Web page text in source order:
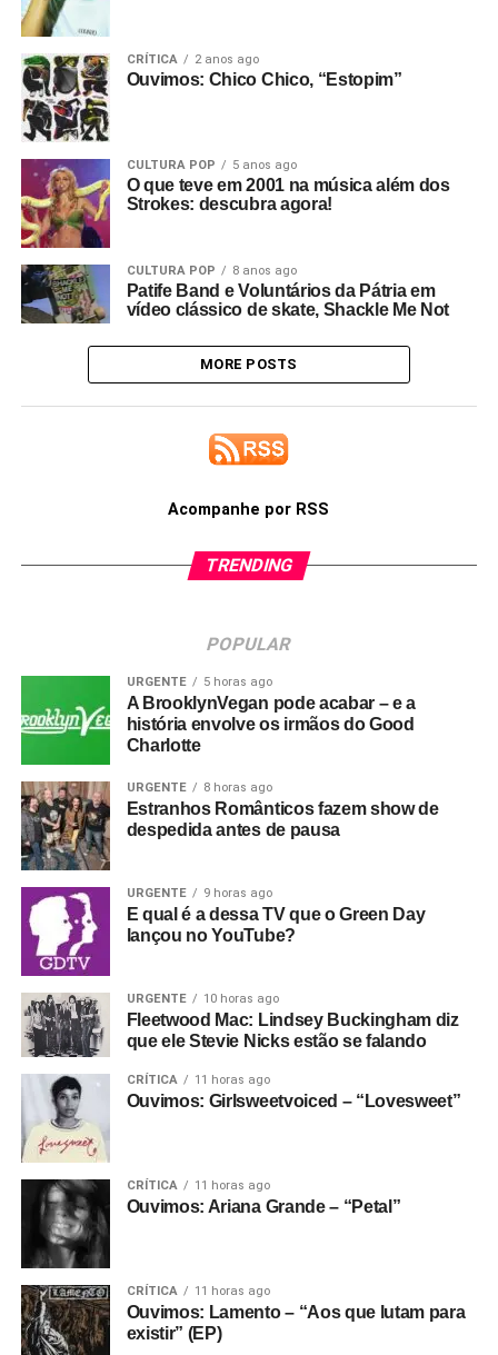
CRÍTICA 2 anos ago
Ouvimos: Chico Chico, “Estopim”
CULTURA POP 5 anos ago
O que teve em 2001 na música além dos
Strokes: descubra agora!
CULTURA POP 8 anos ago
Patife Band e Voluntários da Pátria em
vídeo clássico de skate, Shackle Me Not
MORE POSTS
Acompanhe por RSS
TRENDING
POPULAR
URGENTE 5 horas ago
A BrooklynVegan pode acabar – e a
história envolve os irmãos do Good
Charlotte
URGENTE 8 horas ago
Estranhos Românticos fazem show de
despedida antes de pausa
URGENTE 9 horas ago
E qual é a dessa TV que o Green Day
lançou no YouTube?
URGENTE 10 horas ago
Fleetwood Mac: Lindsey Buckingham diz
que ele Stevie Nicks estão se falando
CRÍTICA 11 horas ago
Ouvimos: Girlsweetvoiced – “Lovesweet”
CRÍTICA 11 horas ago
Ouvimos: Ariana Grande – “Petal”
CRÍTICA 11 horas ago
Ouvimos: Lamento – “Aos que lutam para
existir” (EP)